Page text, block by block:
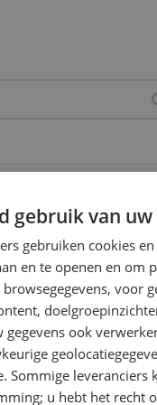
gebruik van uw
gebruiken cookies
en te openen en om
voor
gegevens ook
Sommige
u hebt het recht